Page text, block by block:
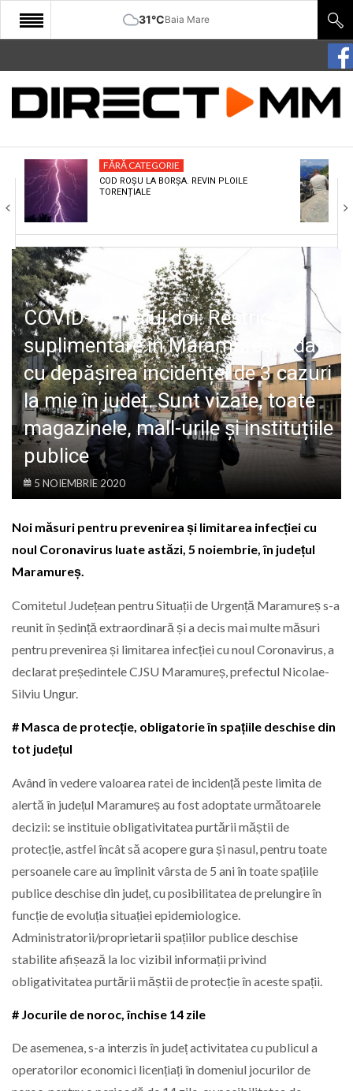
31°CBaia Mare
START
COMUNITATE
CULTURA
ECONOMIE
SANATATE
SPORT
SPECIAL
POLITIC
LIFE
FĂRĂ CATEGORIE
COD ROȘU LA BORȘA. REVIN PLOILE
TORENȚIALE
COVID-19, valul doi: Restricții
suplimentare în Maramureș, odată
cu depășirea incidenței de 3 cazuri
la mie în județ. Sunt vizate, toate
magazinele, mall-urile și instituțiile
publice
5 NOIEMBRIE 2020
Noi măsuri pentru prevenirea și limitarea infecției cu
noul Coronavirus luate astăzi, 5 noiembrie, în județul
Maramureș.
Comitetul Județean pentru Situații de Urgență Maramureș s-a
reunit în ședință extraordinară și a decis mai multe măsuri
pentru prevenirea și limitarea infecției cu noul Coronavirus, a
declarat președintele CJSU Maramureș, prefectul Nicolae-
Silviu Ungur.
# Masca de protecție, obligatorie în spațiile deschise din
tot județul
Având în vedere valoarea ratei de incidență peste limita de
alertă în județul Maramureș au fost adoptate următoarele
decizii: se instituie obligativitatea purtării măștii de
protecție, astfel încât să acopere gura și nasul, pentru toate
persoanele care au împlinit vârsta de 5 ani în toate spațiile
publice deschise din județ, cu posibilitatea de prelungire în
funcție de evoluția situației epidemiologice.
Administratorii/proprietarii spațiilor publice deschise
stabilite afișează la loc vizibil informații privind
obligativitatea purtării măștii de protecție în aceste spații.
# Jocurile de noroc, închise 14 zile
De asemenea, s-a interzis în județ activitatea cu publicul a
operatorilor economici licențiați în domeniul jocurilor de